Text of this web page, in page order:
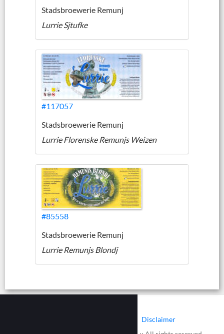
Stadsbroewerie Remunj
Lurrie Sjtufke
#117057
Stadsbroewerie Remunj
Lurrie Florenske Remunjs Weizen
#85558
Stadsbroewerie Remunj
Lurrie Remunjs Blondj
Disclaimer